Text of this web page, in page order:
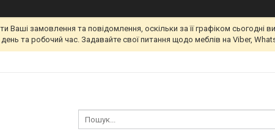
замовлення та повідомлення, оскільки за її графіком сьогодні
та робочий час. Задавайте свої питання щодо меблів на Viber,